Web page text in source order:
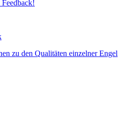
zu den Qualitäten einzelner Engel